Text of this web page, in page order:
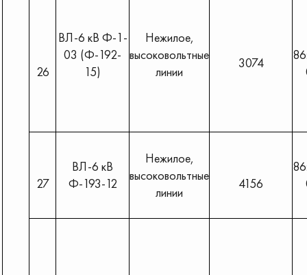
26
ВЛ-6 кВ Ф-1-
03 (Ф-192-
15)
Нежилое,
высоковольтные
линии
3074
27
ВЛ-6 кВ
Ф-193-12
Нежилое,
высоковольтные
линии
4156